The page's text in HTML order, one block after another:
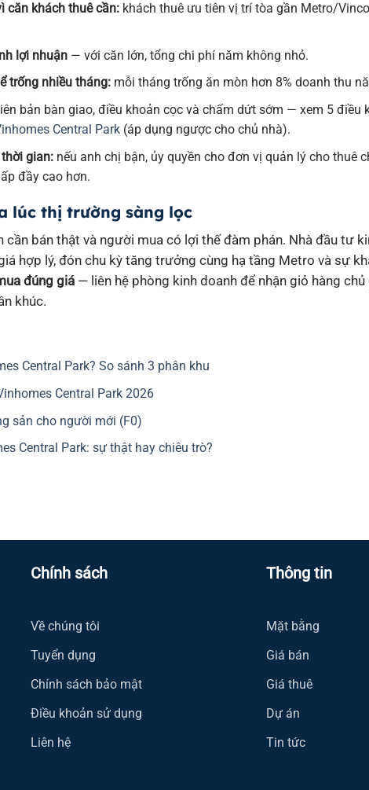
căn khách thuê cần:khách thuê ưu tiên vị trí tòa gần Metro/
lợi nhuận— với căn lớn, tổng chi phí năm không nhỏ.
trống nhiều tháng:mỗi tháng trống ăn mòn hơn 8% doanh thu
bản bàn giao, điều khoản cọc và chấm dứt sớm — xem 5 điều
Central Park(áp dụng ngược cho chủ nhà).
gian:nếu anh chị bận, ủy quyền cho đơn vị quản lý cho thuê
đầy cao hơn.
lúc thị trường sàng lọc
cần bán thật và người mua có lợi thế đàm phán. Nhà đầu tư
hợp lý, đón chu kỳ tăng trưởng cùng hạ tầng Metro và sự
đúng giá— liên hệ phòng kinh doanh để nhận giỏ hàng
khúc.
Central Park? So sánh 3 phân khu
Central Park 2026
sản cho người mới (F0)
Central Park: sự thật hay chiêu trò?
Chính sách
Về chúng tôi
Tuyển dụng
Chính sách bảo mật
Điều khoản sử dụng
Liên hệ
Thông tin
Mặt bằng
Giá bán
Giá thuê
Dự án
Tin tức